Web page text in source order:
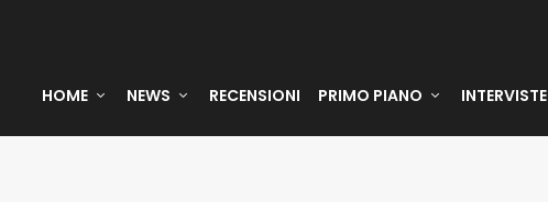
HOME NEWS RECENSIONI PRIMO PIANO INTERVISTE